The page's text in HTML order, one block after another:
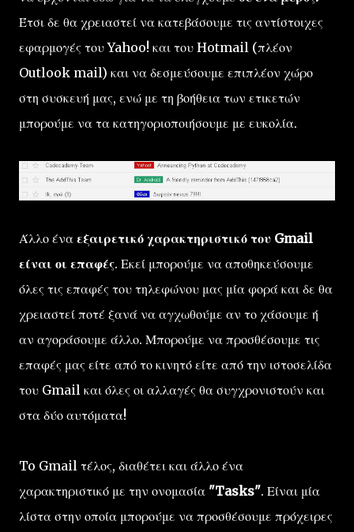
Έτσι δε θα χρειαστεί να κατεβάσουμε τις αντίστοιχες
εφαρμογές του Yahoo! και του Hotmail (πλέον
Outlook mail) και να δεσμεύσουμε επιπλέον χώρο
στη συσκευή μας, ενώ με τη βοήθεια των ετικετών
μπορούμε να τα κατηγοριοποιήσουμε με ευκολία.
Άλλο ένα εξαιρετικό χαρακτηριστικό του Gmail
είναι οι επαφές. Εκεί μπορούμε να αποθηκεύσουμε
όλες τις επαφές του τηλεφώνου μας μία φορά και δε θα
χρειαστεί ποτέ ξανά να αγχωθούμε αν το χάσουμε ή
αν αγοράσουμε άλλο. Μπορούμε να προσθέσουμε τις
επαφές μας είτε από το κινητό είτε από την ιστοσελίδα
του Gmail και όλες οι αλλαγές θα συγχρονιστούν και
στα δύο αυτόματα!
To Gmail τέλος, διαθέτει και άλλο ένα
χαρακτηριστικό με την ονομασία "Tasks". Είναι μία
λίστα στην οποία μπορούμε να προσθέσουμε πρόχειρες